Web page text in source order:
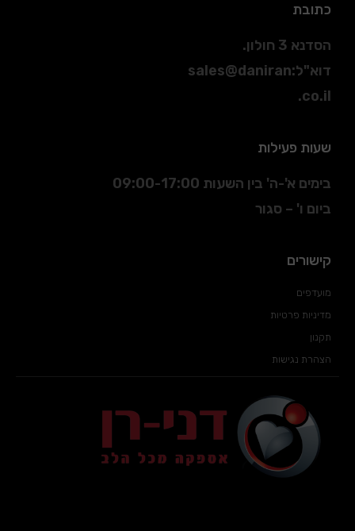
כתובת
הסדנא 3 חולון.
דוא"ל:
sales@daniran
.co.il
שעות פעילות
בימים א'-ה' בין השעות 09:00-17:00
ביום ו' – סגור
קישורים
מועדפים
מדיניות פרטיות
תקנון
הצהרת נגישות